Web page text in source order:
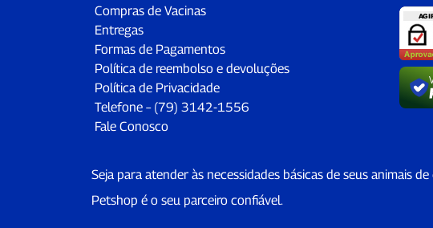
Compras de Vacinas
Entregas
Formas de Pagamentos
Política de reembolso e devoluções
Política de Privacidade
Telefone – (79) 3142-1556
Fale Conosco
Seja para atender às necessidades básicas de seus animais
Petshop é o seu parceiro confiável.